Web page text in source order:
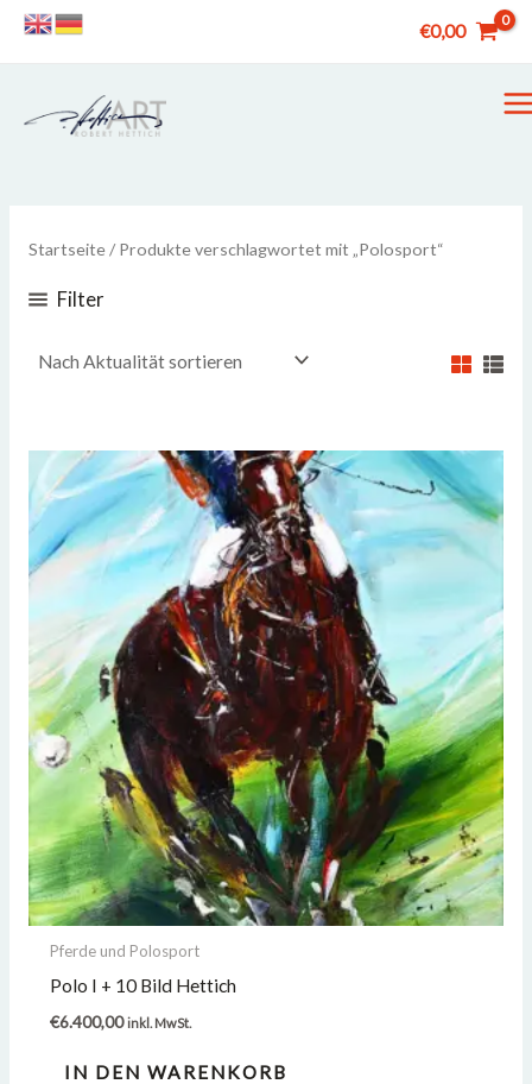
Zum
€0,00
Startseite/ Produkte verschlagwortet mit „Polosport“
Filter
Pferde und Polosport
Polo I + 10 Bild Hettich
€6.400,00 inkl. MwSt.
IN DEN WARENKORB